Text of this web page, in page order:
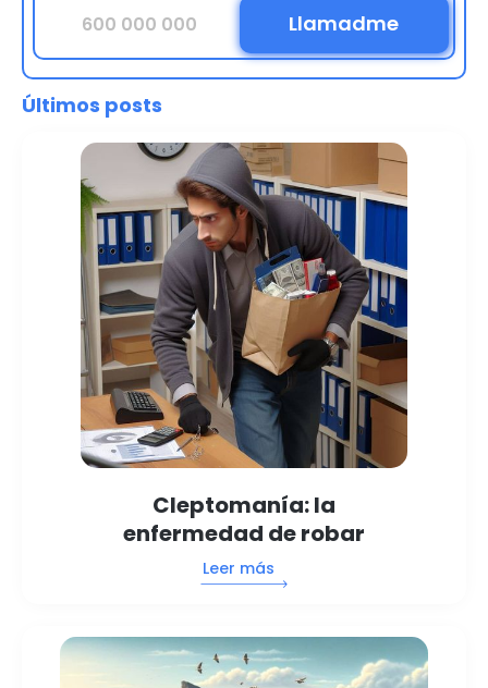
Últimos posts
Cleptomanía: la
enfermedad de robar
Leer más